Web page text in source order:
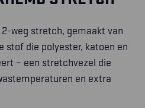
weg stretch, gemaakt van
stof die polyester, katoen en
– een stretchvezel die
en extra